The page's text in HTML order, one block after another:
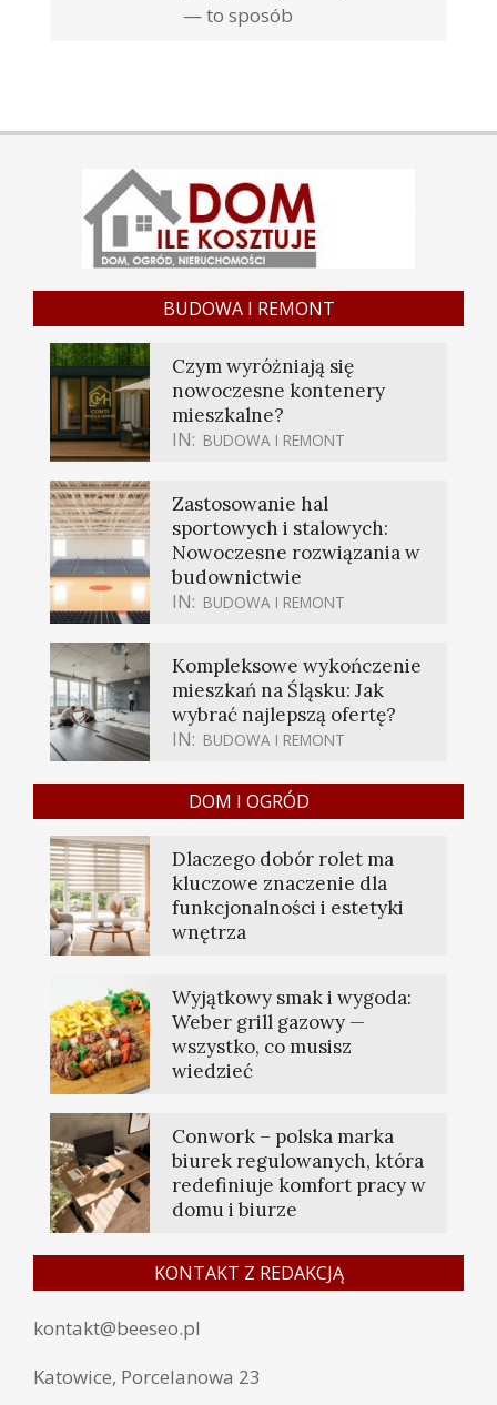
— to sposób
BUDOWA I REMONT
Czym wyróżniają się
nowoczesne kontenery
mieszkalne?
IN: BUDOWA I REMONT
Zastosowanie hal
sportowych i stalowych:
Nowoczesne rozwiązania w
budownictwie
IN: BUDOWA I REMONT
Kompleksowe wykończenie
mieszkań na Śląsku: Jak
wybrać najlepszą ofertę?
IN: BUDOWA I REMONT
DOM I OGRÓD
Dlaczego dobór rolet ma
kluczowe znaczenie dla
funkcjonalności i estetyki
wnętrza
Wyjątkowy smak i wygoda:
Weber grill gazowy —
wszystko, co musisz
wiedzieć
Conwork – polska marka
biurek regulowanych, która
redefiniuje komfort pracy w
domu i biurze
KONTAKT Z REDAKCJĄ
kontakt@beeseo.pl
Katowice, Porcelanowa 23